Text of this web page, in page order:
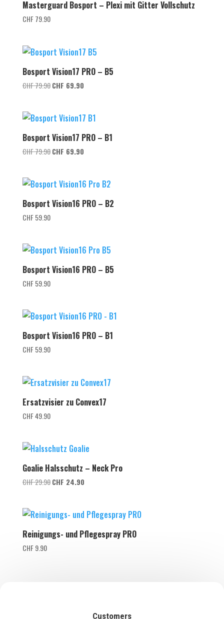
Masterguard Bosport – Plexi mit Gitter Vollschutz
CHF79.90
Bosport Vision17 PRO – B5
CHF79.90 Ursprünglicher
CHF 79.90
CHF 69.90Aktueller
CHF 69.90.
Bosport Vision17 PRO – B1
CHF79.90 Ursprünglicher
CHF 79.90
CHF 69.90Aktueller
CHF 69.90.
Bosport Vision16 PRO – B2
CHF59.90
Bosport Vision16 PRO – B5
CHF59.90
Bosport Vision16 PRO – B1
CHF59.90
Ersatzvisier zu Convex17
CHF49.90
Goalie Halsschutz – Neck Pro
CHF29.90 Ursprünglicher
CHF 29.90
CHF 24.90Aktueller
CHF 24.90.
Reinigungs- und Pflegespray PRO
CHF9.90
Customers